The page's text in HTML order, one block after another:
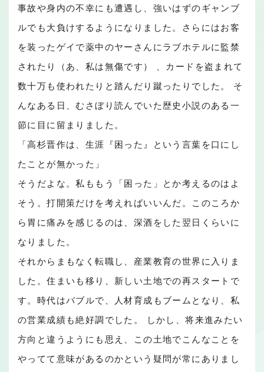
事故や身内の不幸にも遭遇し、強いはずのギャンブ
ルでも大負けするようになりました。さらにはお客
を装ったゲイで薬中のヤーさんにラブホテルに監禁
されたり（あ、私は無傷です） 、カードを盗まれて
数十万も使われたりと踏んだり蹴ったりでした。 そ
んなある日、むさぼり読んでいた歴史小説のある一
節に目に留まりました。
「高杉晋作は、生涯『困った』という言葉を口にし
たことが無かった」
そうだよな。私ももう「困った」とか考えるのはよ
そう。打開策だけを考えればいいんだ。このころか
ら胃に痛みを感じるのは、深酒をした翌日くらいに
なりました。
それからまもなく転職し、産業教育の世界に入りま
した。住まいも移り、新しい土地での再スタートで
す。時代はバブルで、人材育成もブームとなり、私
の営業成績も絶好調でした。 しかし、将来進みたい
方向と違うようにも思え、この土地でこんなことを
やってて意味があるのかという疑問が常にありまし